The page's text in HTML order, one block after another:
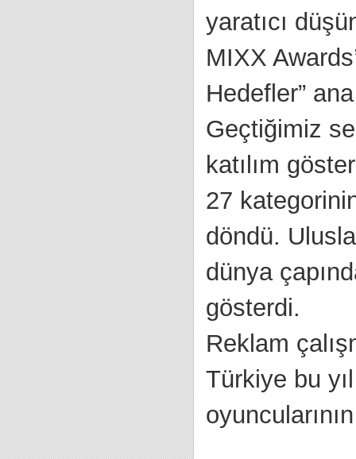
yaratıcı
MIXX
Hedefler”
Geçtiğimiz
katılım
27
döndü.
dünya
gösterdi.
Reklam
Türkiye bu